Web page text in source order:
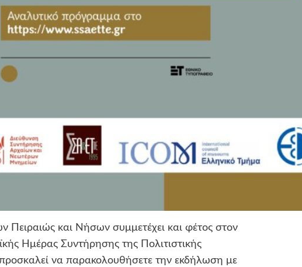
Πειραιώς και Νήσων συμμετέχει και φέτος στον
Ημέρας Συντήρησης της Πολιτιστικής
να παρακολουθήσετε την εκδήλωση με